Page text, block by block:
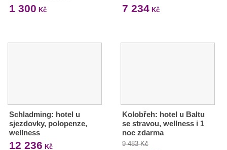
1 300 Kč 7 234Kč
Schladming: hotel u
sjezdovky, polopenze,
wellness
12 236 Kč
Kolobřeh: hotel u Baltu
se stravou, wellness i 1
noc zdarma
9 483 Kč